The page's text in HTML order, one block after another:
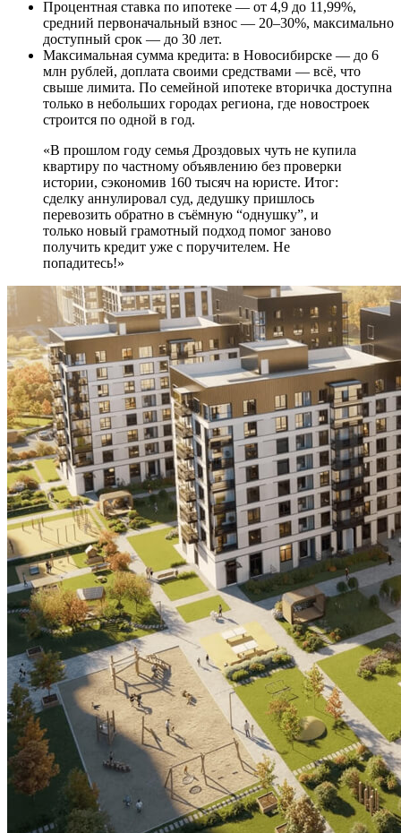
Процентная ставка по ипотеке — от 4,9 до 11,99%,
средний первоначальный взнос — 20–30%, максимально
доступный срок — до 30 лет.
Максимальная сумма кредита: в Новосибирске — до 6
млн рублей, доплата своими средствами — всё, что
свыше лимита. По семейной ипотеке вторичка доступна
только в небольших городах региона, где новостроек
строится по одной в год.
«В прошлом году семья Дроздовых чуть не купила
квартиру по частному объявлению без проверки
истории, сэкономив 160 тысяч на юристе. Итог:
сделку аннулировал суд, дедушку пришлось
перевозить обратно в съёмную “однушку”, и
только новый грамотный подход помог заново
получить кредит уже с поручителем. Не
попадитесь!»